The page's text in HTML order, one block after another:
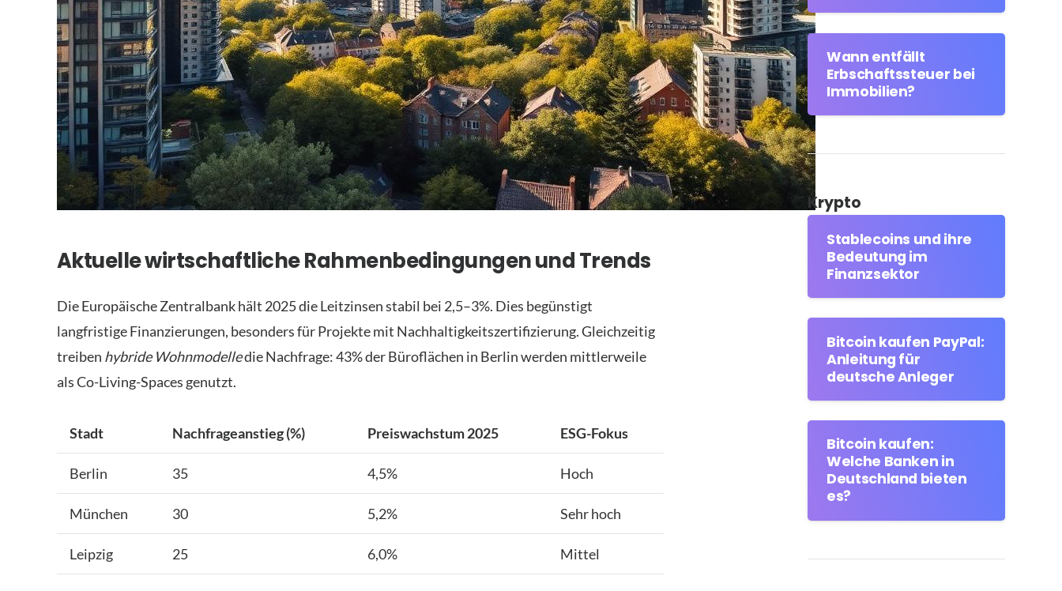
Aktuelle wirtschaftliche Rahmenbedingungen und Trends
Die Europäische Zentralbank hält 2025 die Leitzinsen stabil bei 2,5–3%. Dies begünstigt
langfristige Finanzierungen, besonders für Projekte mit Nachhaltigkeitszertifizierung. Gleichzeitig
treiben hybride Wohnmodelledie Nachfrage: 43% der Büroflächen in Berlin werden mittlerweile
als Co-Living-Spaces genutzt.
Stadt Nachfrageanstieg (%) Preiswachstum 2025 ESG-Fokus
Berlin 35 4,5% Hoch
München 30 5,2% Sehr hoch
Leipzig 25 6,0% Mittel
Wann entfällt
Erbschaftssteuer bei
Immobilien?
Krypto
Stablecoins und ihre
Bedeutung im
Finanzsektor
Bitcoin kaufen PayPal:
Anleitung für
deutsche Anleger
Bitcoin kaufen:
Welche Banken in
Deutschland bieten
es?